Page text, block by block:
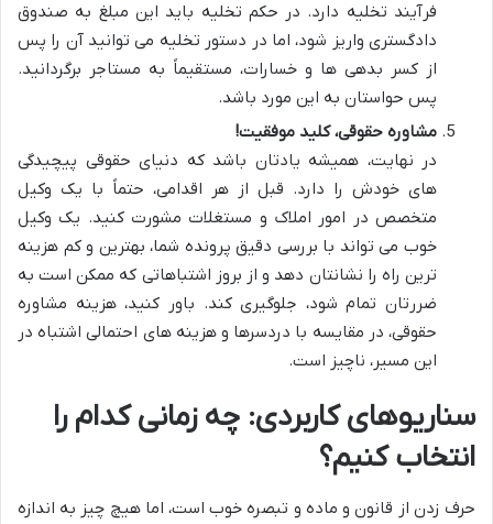
فرآیند تخلیه دارد. در حکم تخلیه باید این مبلغ به صندوق
دادگستری واریز شود، اما در دستور تخلیه می توانید آن را پس
از کسر بدهی ها و خسارات، مستقیماً به مستاجر برگردانید.
پس حواستان به این مورد باشد.
مشاوره حقوقی، کلید موفقیت!
در نهایت، همیشه یادتان باشد که دنیای حقوقی پیچیدگی
های خودش را دارد. قبل از هر اقدامی، حتماً با یک وکیل
متخصص در امور املاک و مستغلات مشورت کنید. یک وکیل
خوب می تواند با بررسی دقیق پرونده شما، بهترین و کم هزینه
ترین راه را نشانتان دهد و از بروز اشتباهاتی که ممکن است به
ضررتان تمام شود، جلوگیری کند. باور کنید، هزینه مشاوره
حقوقی، در مقایسه با دردسرها و هزینه های احتمالی اشتباه در
این مسیر، ناچیز است.
سناریوهای کاربردی: چه زمانی کدام را
انتخاب کنیم؟
حرف زدن از قانون و ماده و تبصره خوب است، اما هیچ چیز به اندازه